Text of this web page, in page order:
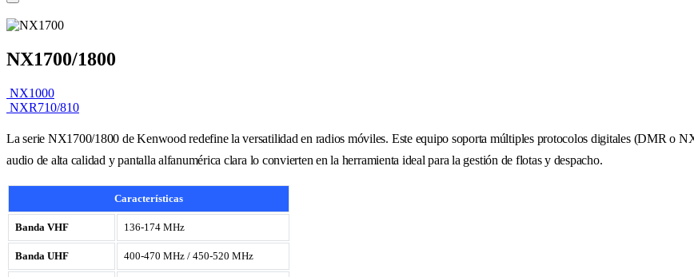
NX1700/1800
NX1000
NXR710/810
La serie NX1700/1800 de Kenwood redefine la versatilidad en radios móviles. Este equipo soporta múltiples protocolos digitales (DMR o
audio de alta calidad y pantalla alfanumérica clara lo convierten en la herramienta ideal para la gestión de flotas y despacho.
Características
Banda VHF 136-174 MHz
Banda UHF 400-470 MHz / 450-520 MHz